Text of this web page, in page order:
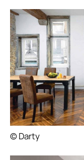
© Darty